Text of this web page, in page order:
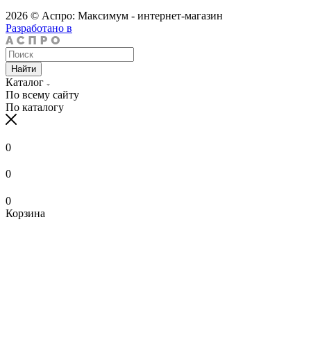
2026 © Аспро: Максимум - интернет-магазин
Разработано в
Найти
Каталог
По всему сайту
По каталогу
0
0
0
Корзина